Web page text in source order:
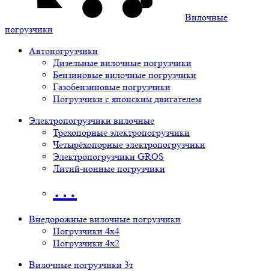
Вилочные
погрузчики
Автопогрузчики
Дизельные вилочные погрузчики
Бензиновые вилочные погрузчики
Газобензиновые погрузчики
Погрузчики с японским двигателем
Электропогрузчики вилочные
Трехопорные электропогрузчики
Четырёхопорные электропогрузчики
Электропогрузчики GROS
Литий-ионные погрузчики
…
Внедорожные вилочные погрузчики
Погрузчики 4х4
Погрузчики 4х2
Вилочные погрузчики 3т